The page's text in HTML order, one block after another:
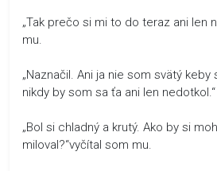
„Tak prečo si mi to do teraz ani len
mu.
„Naznačil. Ani ja nie som svätý
nikdy by som sa ťa ani len
„Bol si chladný a krutý. Ako by si
miloval?“vyčítal som mu.